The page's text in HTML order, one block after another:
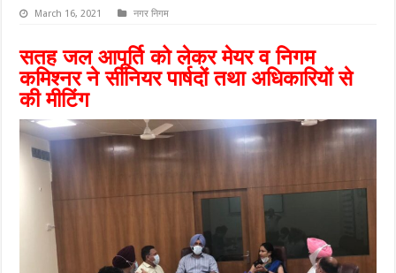
March 16, 2021 नगर निगम
सतह जल आपूर्ति को लेकर मेयर व निगम
कमिश्नर ने सीनियर पार्षदों तथा अधिकारियों से
की मीटिंग